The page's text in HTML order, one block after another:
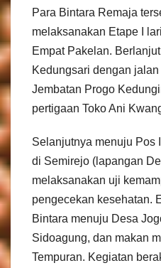
Para Bintara Remaja
melaksanakan Etape I
Empat Pakelan.
Kedungsari dengan
Jembatan Progo
pertigaan Toko Ani
Selanjutnya menuju Pos
di Semirejo (lapangan
melaksanakan uji
pengecekan kesehatan.
Bintara menuju Desa
Sidoagung, dan makan
Tempuran. Kegiatan